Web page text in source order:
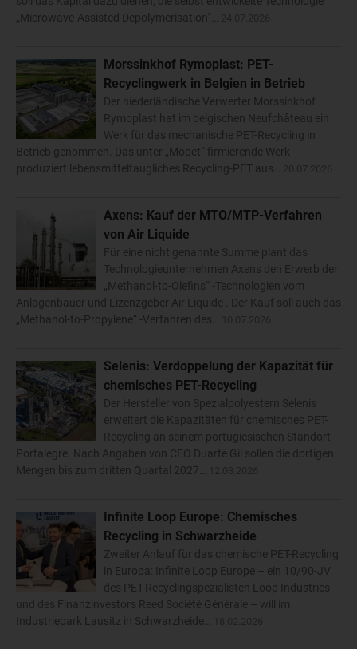
„Microwave-Assisted Depolymerisation“…
Morssinkhof Rymoplast: PET-
Recyclingwerk in Belgien in Betrieb
Der niederländische Verwerter Morssinkhof
Rymoplast hat im belgischen Neufchâteau ein
Werk für das mechanische PET-Recycling in
Betrieb genommen. Das unter „Mopet“ firmierende Werk
produziert lebensmitteltaugliches Recycling-PET aus…
Axens: Kauf der MTO/MTP-Verfahren
von Air Liquide
Für eine nicht genannte Summe plant das
Technologieunternehmen Axens den Erwerb der
„Methanol-to-Olefins“ -Technologien vom
Anlagenbauer und Lizenzgeber Air Liquide . Der Kauf soll auch das
„Methanol-to-Propylene“ -Verfahren des…
Selenis: Verdoppelung der Kapazität für
chemisches PET-Recycling
Der Hersteller von Spezialpolyestern Selenis
erweitert die Kapazitäten für chemisches PET-
Recycling an seinem portugiesischen Standort
Portalegre. Nach Angaben von CEO Duarte Gil sollen die dortigen
Mengen bis zum dritten Quartal 2027…
Infinite Loop Europe: Chemisches
Recycling in Schwarzheide
Zweiter Anlauf für das chemische PET-Recycling
in Europa: Infinite Loop Europe – ein 10/90-JV
des PET-Recyclingspezialisten Loop Industries
und des Finanzinvestors Reed Société Générale – will im
Industriepark Lausitz in Schwarzheide…